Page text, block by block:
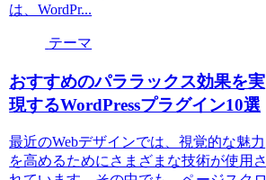
は、WordPr...
テーマ
おすすめのパララックス効果を実
現するWordPressプラグイン10選
最近のWebデザインでは、視覚的な魅力
を高めるためにさまざまな技術が使用さ